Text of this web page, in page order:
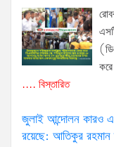
.... বিস্তারিত
জুলাই আন্দোলন কারও
রয়েছে: আতিকুর